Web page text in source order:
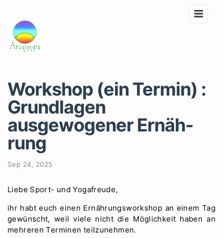
Workshop (ein Termin) :
Grundlagen
ausgewogener Er­näh­
rung
Sep 24, 2025
Liebe Sport- und Yogafreude,
ihr habt euch einen Er­näh­rungsworkshop an einem Tag
gewünscht, weil viele nicht die Möglichkeit haben an
mehreren Terminen teilzunehmen.